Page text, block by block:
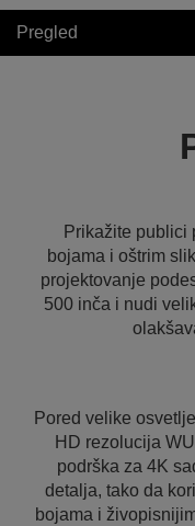
Pregled
Prikažite publici
bojama i oštrim
projektovanje
500 inča i nudi
Pored velike
HD rezolucija
podrška za 4K
detalja, tako da
bojama i